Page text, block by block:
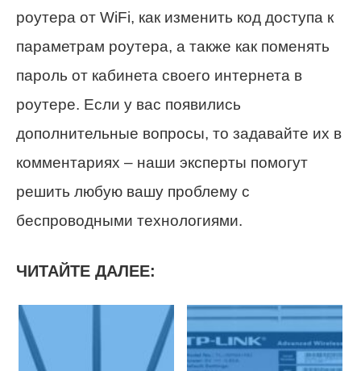
роутера от WiFi, как изменить код доступа к
параметрам роутера, а также как поменять
пароль от кабинета своего интернета в
роутере. Если у вас появились
дополнительные вопросы, то задавайте их в
комментариях – наши эксперты помогут
решить любую вашу проблему с
беспроводными технологиями.
ЧИТАЙТЕ ДАЛЕЕ: